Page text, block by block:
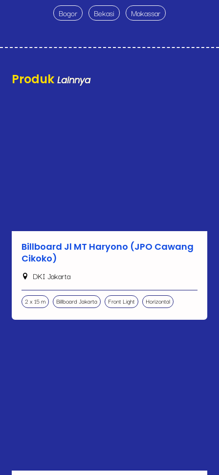
Bogor Bekasi Makassar
Produk Lainnya
Billboard Jl MT Haryono (JPO Cawang
Cikoko)
DKI Jakarta
2 x 15 m Billboard Jakarta Front Light Horizontal